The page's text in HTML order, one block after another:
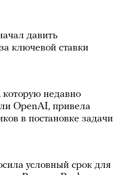
давить
ключевой ставки
которую недавно
OpenAI, привела
в постановке задачи
условный срок для